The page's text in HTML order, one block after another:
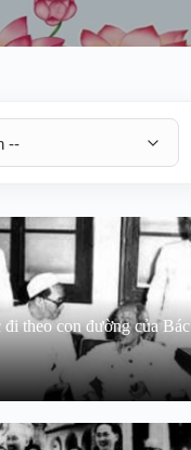
theo con đường của Bác